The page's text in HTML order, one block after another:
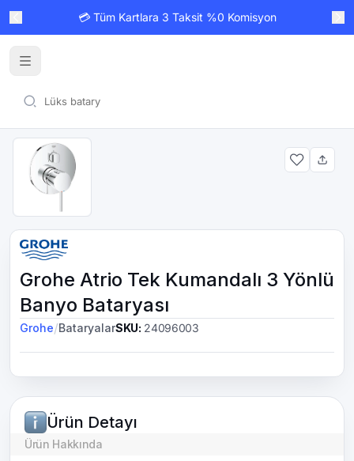
💳 Tüm Kartlara 3 Taksit %0 Komisyon
Grohe Atrio Tek Kumandalı 3 Yönlü
Banyo Bataryası
Grohe/BataryalarSKU: 24096003
Ürün Detayı
Ürün Hakkında